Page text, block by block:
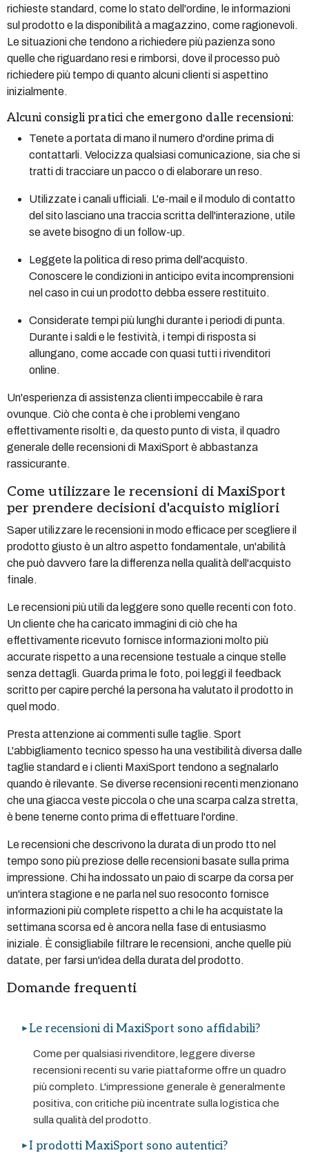
richieste standard, come lo stato dell'ordine, le informazioni
sul prodotto e la disponibilità a magazzino, come ragionevoli.
Le situazioni che tendono a richiedere più pazienza sono
quelle che riguardano resi e rimborsi, dove il processo può
richiedere più tempo di quanto alcuni clienti si aspettino
inizialmente.
Alcuni consigli pratici che emergono dalle recensioni:
Tenete a portata di mano il numero d'ordine prima di
contattarli. Velocizza qualsiasi comunicazione, sia che si
tratti di tracciare un pacco o di elaborare un reso.
Utilizzate i canali ufficiali. L'e-mail e il modulo di contatto
del sito lasciano una traccia scritta dell'interazione, utile
se avete bisogno di un follow-up.
Leggete la politica di reso prima dell'acquisto.
Conoscere le condizioni in anticipo evita incomprensioni
nel caso in cui un prodotto debba essere restituito.
Considerate tempi più lunghi durante i periodi di punta.
Durante i saldi e le festività, i tempi di risposta si
allungano, come accade con quasi tutti i rivenditori
online.
Un'esperienza di assistenza clienti impeccabile è rara
ovunque. Ciò che conta è che i problemi vengano
effettivamente risolti e, da questo punto di vista, il quadro
generale delle recensioni di MaxiSport è abbastanza
rassicurante.
Come utilizzare le recensioni di MaxiSport
per prendere decisioni d'acquisto migliori
Saper utilizzare le recensioni in modo efficace per scegliere il
prodotto giusto è un altro aspetto fondamentale, un'abilità
che può davvero fare la differenza nella qualità dell'acquisto
finale.
Le recensioni più utili da leggere sono quelle recenti con foto.
Un cliente che ha caricato immagini di ciò che ha
effettivamente ricevuto fornisce informazioni molto più
accurate rispetto a una recensione testuale a cinque stelle
senza dettagli. Guarda prima le foto, poi leggi il feedback
scritto per capire perché la persona ha valutato il prodotto in
quel modo.
Presta attenzione ai commenti sulle taglie. Sport
L'abbigliamento tecnico spesso ha una vestibilità diversa dalle
taglie standard e i clienti MaxiSport tendono a segnalarlo
quando è rilevante. Se diverse recensioni recenti menzionano
che una giacca veste piccola o che una scarpa calza stretta,
è bene tenerne conto prima di effettuare l'ordine.
Le recensioni che descrivono la durata di un prodo tto nel
tempo sono più preziose delle recensioni basate sulla prima
impressione. Chi ha indossato un paio di scarpe da corsa per
un'intera stagione e ne parla nel suo resoconto fornisce
informazioni più complete rispetto a chi le ha acquistate la
settimana scorsa ed è ancora nella fase di entusiasmo
iniziale. È consigliabile filtrare le recensioni, anche quelle più
datate, per farsi un'idea della durata del prodotto.
Domande frequenti
Le recensioni di MaxiSport sono affidabili?
Come per qualsiasi rivenditore, leggere diverse
recensioni recenti su varie piattaforme offre un quadro
più completo. L'impressione generale è generalmente
positiva, con critiche più incentrate sulla logistica che
sulla qualità del prodotto.
I prodotti MaxiSport sono autentici?